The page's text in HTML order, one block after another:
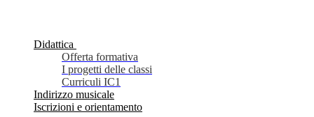
Didattica
Offerta formativa
I progetti delle classi
Curriculi IC1
Indirizzo musicale
Iscrizioni e orientamento